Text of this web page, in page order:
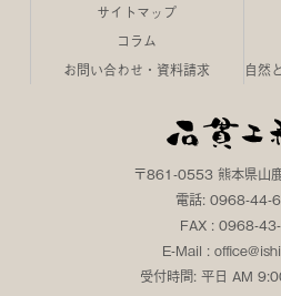
サイトマップ
コラム
お問い合わせ・資料請求
自然
〒861-0553 熊本県山
電話: 0968-44-
FAX : 0968-
E-Mail :
受付時間: 平日 AM